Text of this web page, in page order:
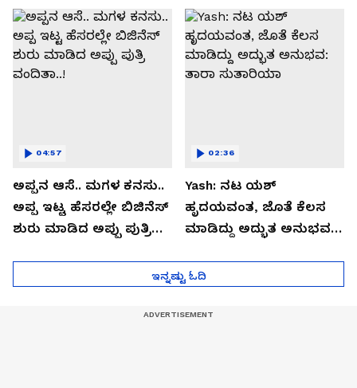
ಅಪ್ಪನ ಆಸೆ.. ಮಗಳ ಕನಸು..
ಅಪ್ಪ ಇಟ್ಟ ಹೆಸರಲ್ಲೇ ಬಿಜಿನೆಸ್​
ಶುರು ಮಾಡಿದ ಅಪ್ಪು ಪುತ್ರಿ
04:57
Yash: ನಟ ಯಶ್​
ಹೃದಯವಂತ, ಜೊತೆ ಕೆಲಸ
ಮಾಡಿದ್ದು ಅದ್ಭುತ ಅನುಭವ:
02:36
ಇನ್ನಷ್ಟು ಓದಿ